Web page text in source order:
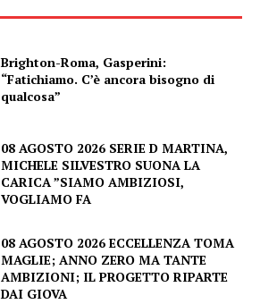
Brighton-Roma, Gasperini:
“Fatichiamo. C’è ancora bisogno di
qualcosa”
08 AGOSTO 2026 SERIE D MARTINA,
MICHELE SILVESTRO SUONA LA
CARICA ”SIAMO AMBIZIOSI,
VOGLIAMO FA
08 AGOSTO 2026 ECCELLENZA TOMA
MAGLIE; ANNO ZERO MA TANTE
AMBIZIONI; IL PROGETTO RIPARTE
DAI GIOVA